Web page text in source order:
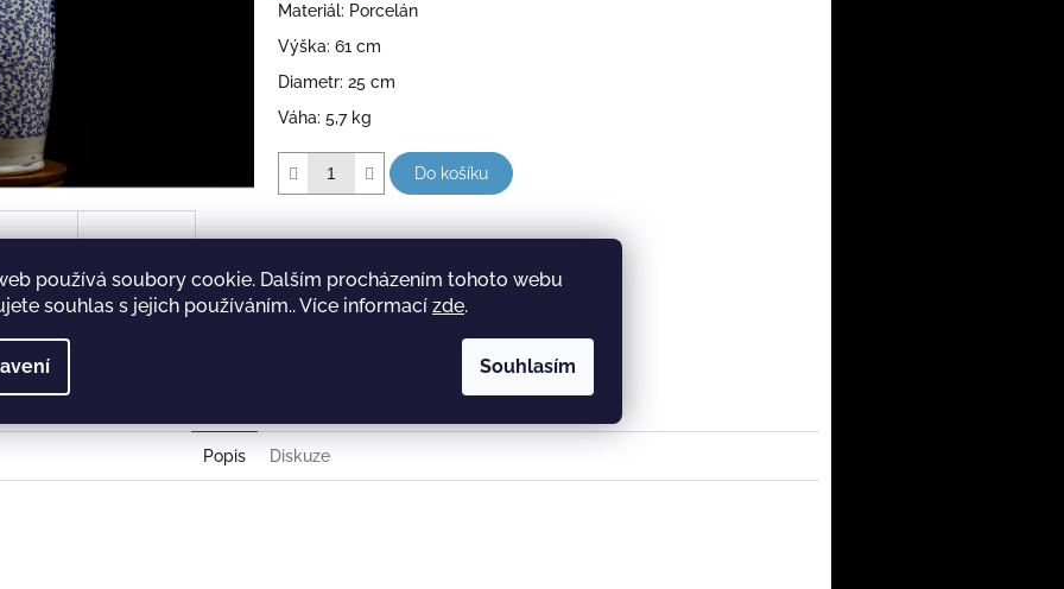
používá soubory cookie. Dalším procházením tohoto webu
souhlas s jejich používáním.. Více informací zde.
Souhlasím
Materiál: Porcelán
Výška: 61 cm
Diametr: 25 cm
Váha: 5,7 kg
Do košíku
Popis Diskuze